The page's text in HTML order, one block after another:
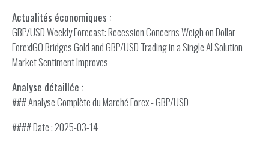
Actualités économiques :
GBP/USD Weekly Forecast: Recession Concerns Weigh on Dollar
ForexIGO Bridges Gold and GBP/USD Trading in a Single AI Solution
Market Sentiment Improves
Analyse détaillée :
### Analyse Complète du Marché Forex - GBP/USD
#### Date : 2025-03-14